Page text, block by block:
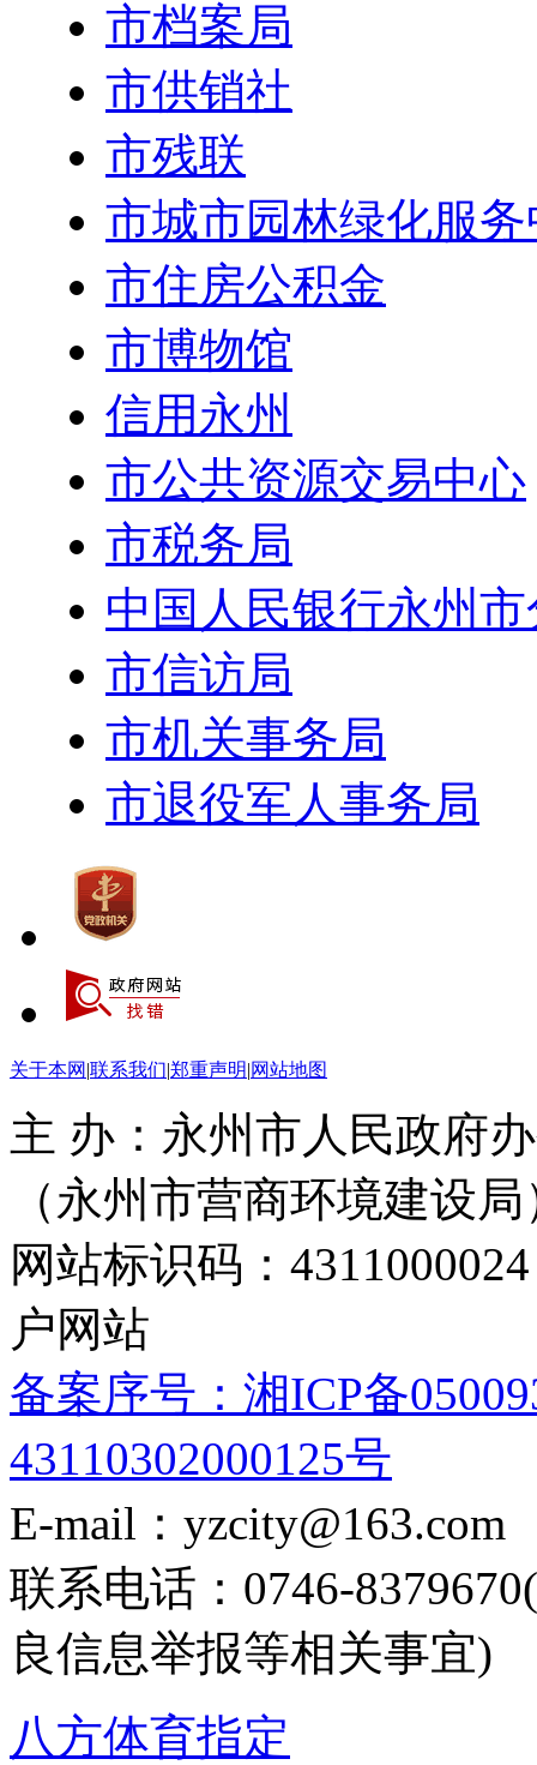
市档案局
市供销社
市残联
市城市园林绿化服
市住房公积金
市博物馆
信用永州
市公共资源交易中心
市税务局
中国人民银行永州
市信访局
市机关事务局
市退役军人事务局
关于本网 |联系我们|郑重声明|网站地图
主 办：永州市人民政府
（永州市营商环境建设局
网站标识码：
户网站
备案序号：湘ICP备
43110302000125号
E-mail：yzcity@163.com
联系电话：0746-
良信息举报等相关事宜)
八方体育指定